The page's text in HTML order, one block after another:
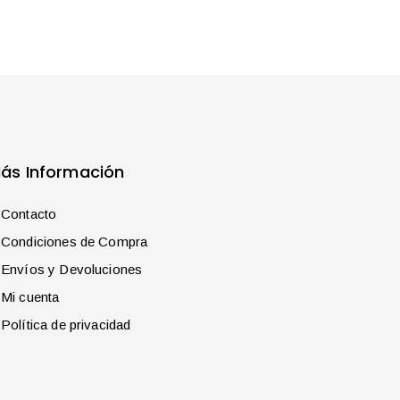
Información
Contacto
Condiciones de Compra
Envíos y Devoluciones
Mi cuenta
Política de privacidad